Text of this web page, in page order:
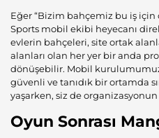
Eğer “Bizim bahçemiz bu iş için
Sports mobil ekibi heyecanı
evlerin bahçeleri, site ortak
alanları olan her yer bir anda
dönüşebilir. Mobil
güvenli ve tanıdık bir ortamda
yaşarken, siz de
Oyun Sonrası